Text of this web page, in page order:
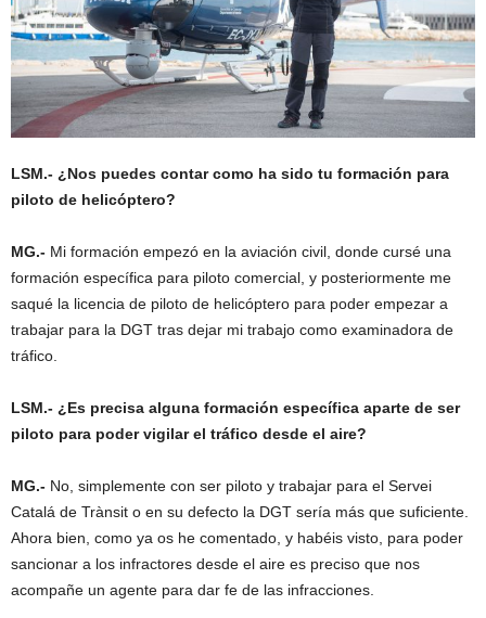
LSM.- ¿Nos puedes contar como ha sido tu formación para
piloto de helicóptero?
MG.- Mi formación empezó en la aviación civil, donde cursé una
formación específica para piloto comercial, y posteriormente me
saqué la licencia de piloto de helicóptero para poder empezar a
trabajar para la DGT tras dejar mi trabajo como examinadora de
tráfico.
LSM.- ¿Es precisa alguna formación específica aparte de ser
piloto para poder vigilar el tráfico desde el aire?
MG.- No, simplemente con ser piloto y trabajar para el Servei
Catalá de Trànsit o en su defecto la DGT sería más que suficiente.
Ahora bien, como ya os he comentado, y habéis visto, para poder
sancionar a los infractores desde el aire es preciso que nos
acompañe un agente para dar fe de las infracciones.